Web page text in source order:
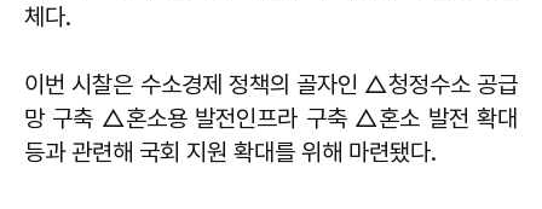
체다.
이번 시찰은 수소경제 정책의 골자인 △청정수소 공급
망 구축 △혼소용 발전인프라 구축 △혼소 발전 확대
등과 관련해 국회 지원 확대를 위해 마련됐다.